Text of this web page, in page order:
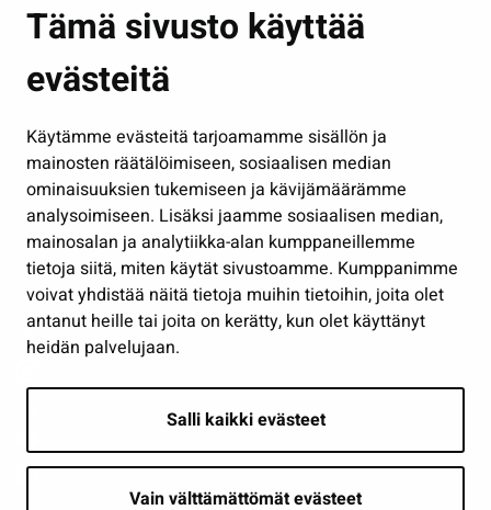
Tämä sivusto käyttää
evästeitä
Käytämme evästeitä tarjoamamme sisällön ja
mainosten räätälöimiseen, sosiaalisen median
ominaisuuksien tukemiseen ja kävijämäärämme
analysoimiseen. Lisäksi jaamme sosiaalisen median,
mainosalan ja analytiikka-alan kumppaneillemme
tietoja siitä, miten käytät sivustoamme. Kumppanimme
voivat yhdistää näitä tietoja muihin tietoihin, joita olet
antanut heille tai joita on kerätty, kun olet käyttänyt
heidän palvelujaan.
Salli kaikki evästeet
Vain välttämättömät evästeet
Kasvatus ja opetus
Kulttuuri ja liikunta
Työ ja yrittäminen
Osallistu ja asioi
Näytä omat evästeasetukseni
Seuraa meitä